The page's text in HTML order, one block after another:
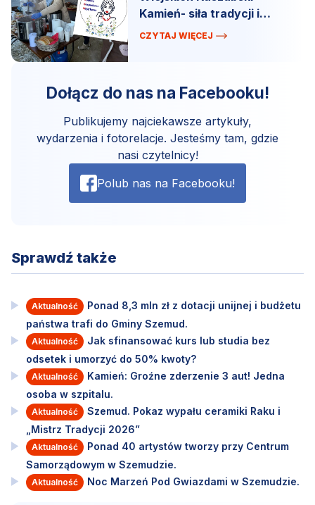
Kamień- siła tradycji i
wspólnoty
CZYTAJ WIĘCEJ
Dołącz do nas na Facebooku!
Publikujemy najciekawsze artykuły,
wydarzenia i fotorelacje. Jesteśmy tam, gdzie
nasi czytelnicy!
Polub nas na Facebooku!
Sprawdź także
Aktualność
Ponad 8,3 mln zł z dotacji unijnej i budżetu
państwa trafi do Gminy Szemud.
Aktualność
Jak sfinansować kurs lub studia bez
odsetek i umorzyć do 50% kwoty?
Aktualność
Kamień: Groźne zderzenie 3 aut! Jedna
osoba w szpitalu.
Aktualność
Szemud. Pokaz wypału ceramiki Raku i
„Mistrz Tradycji 2026”
Aktualność
Ponad 40 artystów tworzy przy Centrum
Samorządowym w Szemudzie.
Aktualność Noc Marzeń Pod Gwiazdami w Szemudzie.